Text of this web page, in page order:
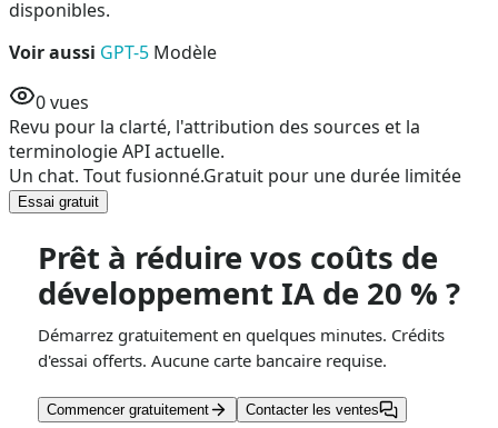
disponibles.
Voir aussi GPT-5 Modèle
0vues
Revu pour la clarté, l'attribution des sources et la
terminologie API actuelle.
Un chat. Tout fusionné.Gratuit pour une durée limitée
Essai gratuit
Prêt à réduire vos coûts de
développement IA de 20 % ?
Démarrez gratuitement en quelques minutes. Crédits
d'essai offerts. Aucune carte bancaire requise.
Commencer gratuitement Contacter les ventes